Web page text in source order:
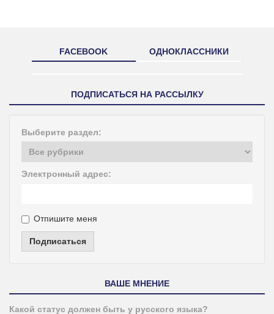
FACEBOOK ОДНОКЛАССНИКИ
ПОДПИСАТЬСЯ НА РАССЫЛКУ
Выберите раздел:
Электронный адрес:
Отпишите меня
Подписаться
ВАШЕ МНЕНИЕ
Какой статус должен быть у русского языка?